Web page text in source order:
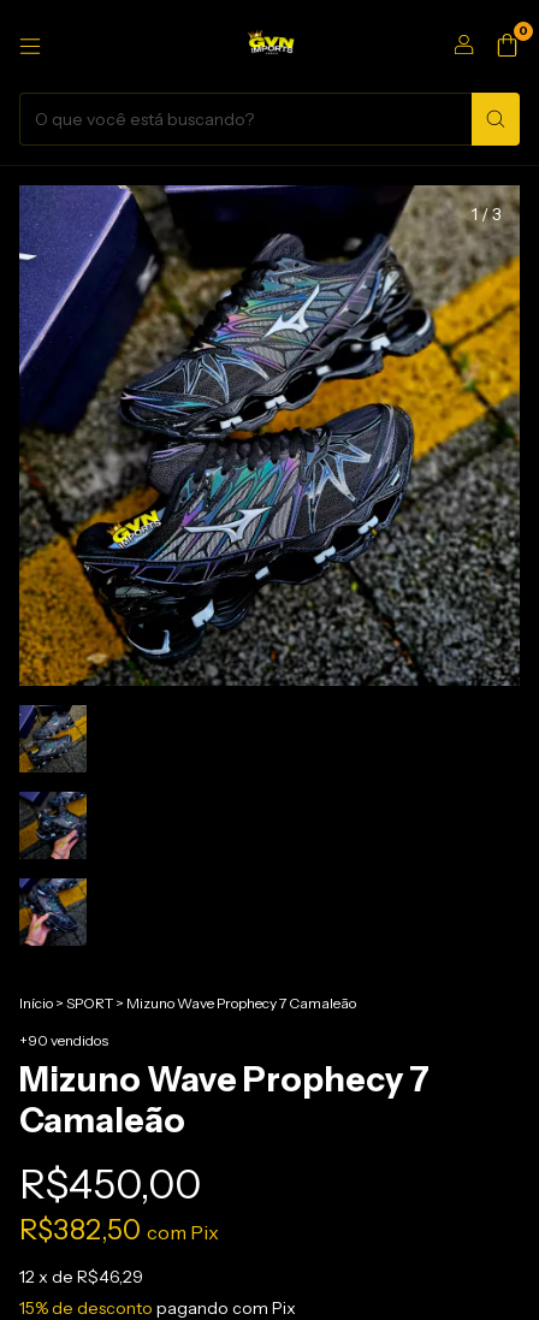
0
1/3
Início > SPORT > Mizuno Wave Prophecy 7 Camaleão
+90 vendidos
Mizuno Wave Prophecy 7
Camaleão
R$450,00
R$382,50 com Pix
12x de R$46,29
15% de desconto pagando com Pix